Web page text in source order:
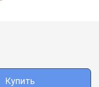
Купить